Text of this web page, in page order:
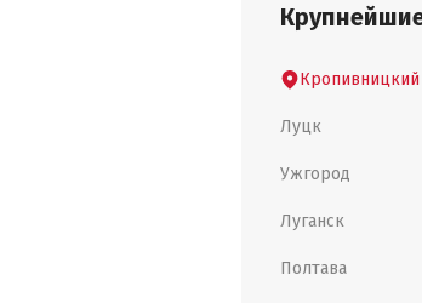
Кропивницкий
Луцк
Ужгород
Луганск
Полтава